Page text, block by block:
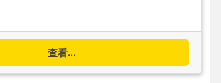
查看...